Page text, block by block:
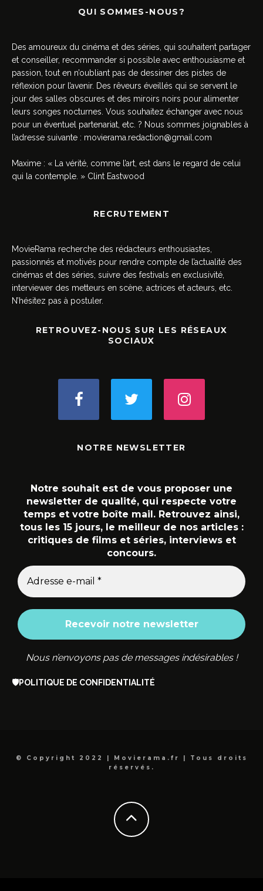
QUI SOMMES-NOUS?
Des amoureux du cinéma et des séries, qui souhaitent partager
et conseiller, recommander si possible avec enthousiasme et
passion, tout en n’oubliant pas de dessiner des pistes de
réflexion pour l’avenir. Des rêveurs éveillés qui se servent le
jour des salles obscures et des miroirs noirs pour alimenter
leurs songes nocturnes. Vous souhaitez échanger avec nous
pour un éventuel partenariat, etc. ? Nous sommes joignables à
l’adresse suivante : movierama.redaction@gmail.com
Maxime : « La vérité, comme l’art, est dans le regard de celui
qui la contemple. » Clint Eastwood
RECRUTEMENT
MovieRama recherche des rédacteurs enthousiastes,
passionnés et motivés pour rendre compte de l’actualité des
cinémas et des séries, suivre des festivals en exclusivité,
interviewer des metteurs en scène, actrices et acteurs, etc.
N’hésitez pas à postuler.
RETROUVEZ-NOUS SUR LES RÉSEAUX
SOCIAUX
NOTRE NEWSLETTER
Notre souhait est de vous proposer une
newsletter de qualité, qui respecte votre
temps et votre boîte mail. Retrouvez ainsi,
tous les 15 jours, le meilleur de nos articles :
critiques de films et séries, interviews et
concours.
Nous n’envoyons pas de messages indésirables !
🛡️POLITIQUE DE CONFIDENTIALITÉ
© Copyright 2022 | Movierama.fr | Tous droits
réservés.